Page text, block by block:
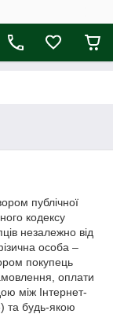
публічної
кодексу
незалежно від
особа –
покупець
оплати
між Інтернет-
та будь-якою